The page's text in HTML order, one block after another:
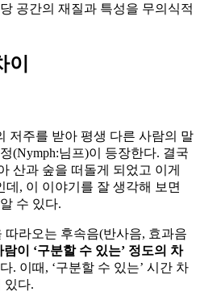
공간의 재질과 특성을 무의식적
저주를 받아 평생 다른 사람의 말
(Nymph:님프)이 등장한다. 결국
산과 숲을 떠돌게 되었고 이게
데, 이 이야기를 잘 생각해 보면
수 있다.
따라오는 후속음(반사음, 효과음
람이 ‘구분할 수 있는’ 정도의 차
. 이때, ‘구분할 수 있는’ 시간 차
있다.